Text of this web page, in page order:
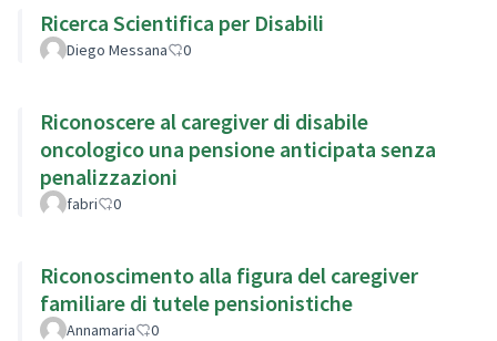
Ricerca Scientifica per Disabili
Diego Messana 0
Riconoscere al caregiver di disabile
oncologico una pensione anticipata senza
penalizzazioni
fabri 0
Riconoscimento alla figura del caregiver
familiare di tutele pensionistiche
Annamaria 0